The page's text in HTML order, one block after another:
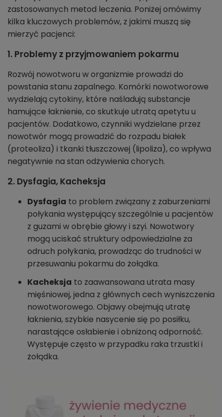
zastosowanych metod leczenia. Poniżej omówimy
kilka kluczowych problemów, z jakimi muszą się
mierzyć pacjenci:
1. Problemy z przyjmowaniem pokarmu
Rozwój nowotworu w organizmie prowadzi do
powstania stanu zapalnego. Komórki nowotworowe
wydzielają cytokiny, które naśladują substancje
hamujące łaknienie, co skutkuje utratą apetytu u
pacjentów. Dodatkowo, czynniki wydzielane przez
nowotwór mogą prowadzić do rozpadu białek
(proteoliza) i tkanki tłuszczowej (lipoliza), co wpływa
negatywnie na stan odżywienia chorych.
2. Dysfagia, Kacheksja
Dysfagia to problem związany z zaburzeniami
połykania występujący szczególnie u pacjentów
z guzami w obrębie głowy i szyi. Nowotwory
mogą uciskać struktury odpowiedzialne za
odruch połykania, prowadząc do trudności w
przesuwaniu pokarmu do żołądka.
Kacheksja to zaawansowana utrata masy
mięśniowej, jedna z głównych cech wyniszczenia
nowotworowego. Objawy obejmują utratę
łaknienia, szybkie nasycenie się po posiłku,
narastające osłabienie i obniżoną odporność.
Występuje często w przypadku raka trzustki i
żołądka.